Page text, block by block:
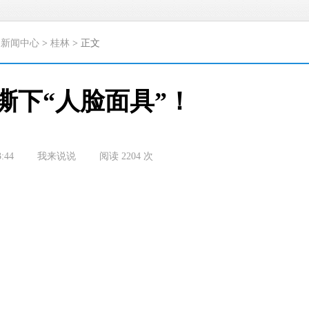
新闻中心 > 桂林 > 正文
下“人脸面具”！
我来说说 阅读 2204 次